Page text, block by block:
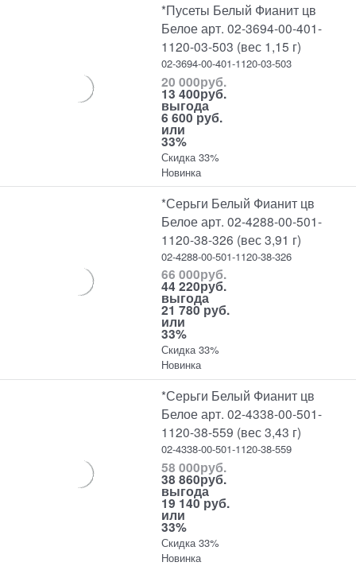
*Пусеты Белый Фианит цв
Белое арт. 02-3694-00-401-
1120-03-503 (вес 1,15 г)
02-3694-00-401-1120-03-503
20 000руб.
13 400руб.
выгода
6 600 руб.
или
33%
Скидка 33%
Новинка
*Серьги Белый Фианит цв
Белое арт. 02-4288-00-501-
1120-38-326 (вес 3,91 г)
02-4288-00-501-1120-38-326
66 000руб.
44 220руб.
выгода
21 780 руб.
или
33%
Скидка 33%
Новинка
*Серьги Белый Фианит цв
Белое арт. 02-4338-00-501-
1120-38-559 (вес 3,43 г)
02-4338-00-501-1120-38-559
58 000руб.
38 860руб.
выгода
19 140 руб.
или
33%
Скидка 33%
Новинка